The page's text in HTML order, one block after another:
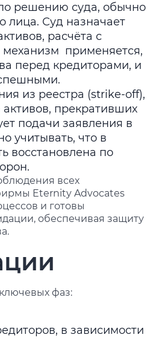
решению суда, обычно
лица. Суд назначает
расчёта с
механизм применяется,
перед кредиторами, и
из реестра (strike-off),
прекративших
подачи заявления в
учитывать, что в
восстановлена по
всех
Eternity Advocates
и готовы
обеспечивая защиту
фаз:
в зависимости